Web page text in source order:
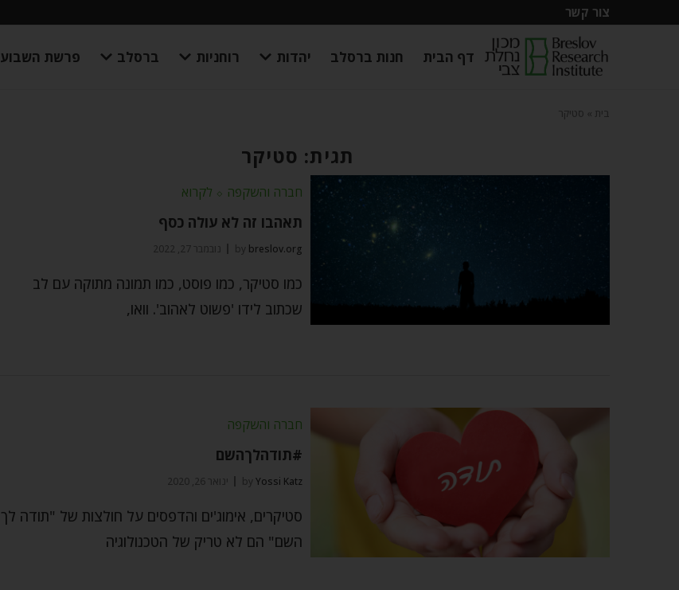
צור קשר
דף הבית חנות ברסלב יהדות רוחניות ברסלב פרשת השבוע
בית סטיקר
תגית: סטיקר
חברה והשקפה ⬦ לקרוא
תאהבו זה לא עולה כסף
by breslov.org נובמבר 27, 2022
כמו סטיקר, כמו פוסט, כמו תמונה מתוקה עם לב
שכתוב לידו 'פשוט לאהוב'. וואו,
חברה והשקפה
#תודהלךהשם
by Yossi Katz ינואר 26, 2020
סטיקרים, אימוג'ים והדפסים על חולצות של "תודה לך
השם" הם לא טריק של הטכנולוגיה